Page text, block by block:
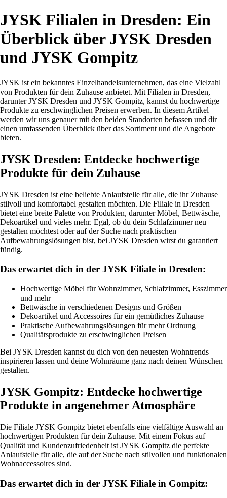
JYSK Filialen in Dresden: Ein
Überblick über JYSK Dresden
und JYSK Gompitz
JYSK ist ein bekanntes Einzelhandelsunternehmen, das eine Vielzahl
von Produkten für dein Zuhause anbietet. Mit Filialen in Dresden,
darunter JYSK Dresden und JYSK Gompitz, kannst du hochwertige
Produkte zu erschwinglichen Preisen erwerben. In diesem Artikel
werden wir uns genauer mit den beiden Standorten befassen und dir
einen umfassenden Überblick über das Sortiment und die Angebote
bieten.
JYSK Dresden: Entdecke hochwertige
Produkte für dein Zuhause
JYSK Dresden ist eine beliebte Anlaufstelle für alle, die ihr Zuhause
stilvoll und komfortabel gestalten möchten. Die Filiale in Dresden
bietet eine breite Palette von Produkten, darunter Möbel, Bettwäsche,
Dekoartikel und vieles mehr. Egal, ob du dein Schlafzimmer neu
gestalten möchtest oder auf der Suche nach praktischen
Aufbewahrungslösungen bist, bei JYSK Dresden wirst du garantiert
fündig.
Das erwartet dich in der JYSK Filiale in Dresden:
Hochwertige Möbel für Wohnzimmer, Schlafzimmer, Esszimmer
und mehr
Bettwäsche in verschiedenen Designs und Größen
Dekoartikel und Accessoires für ein gemütliches Zuhause
Praktische Aufbewahrungslösungen für mehr Ordnung
Qualitätsprodukte zu erschwinglichen Preisen
Bei JYSK Dresden kannst du dich von den neuesten Wohntrends
inspirieren lassen und deine Wohnräume ganz nach deinen Wünschen
gestalten.
JYSK Gompitz: Entdecke hochwertige
Produkte in angenehmer Atmosphäre
Die Filiale JYSK Gompitz bietet ebenfalls eine vielfältige Auswahl an
hochwertigen Produkten für dein Zuhause. Mit einem Fokus auf
Qualität und Kundenzufriedenheit ist JYSK Gompitz die perfekte
Anlaufstelle für alle, die auf der Suche nach stilvollen und funktionalen
Wohnaccessoires sind.
Das erwartet dich in der JYSK Filiale in Gompitz: